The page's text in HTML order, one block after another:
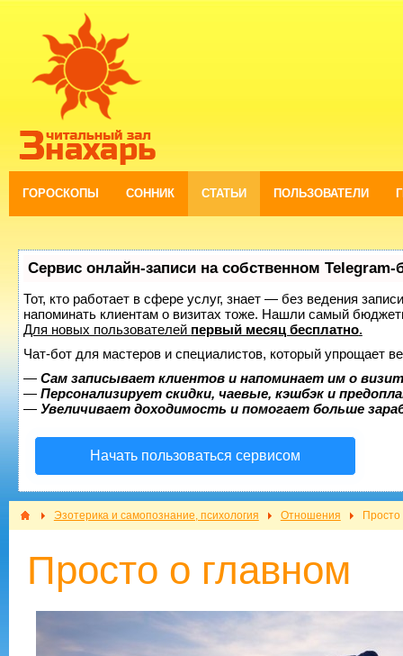
ГОРОСКОПЫ СОННИК СТАТЬИ ПОЛЬЗОВАТЕЛИ
Сервис онлайн-записи на собственном Telegram-
Тот, кто работает в сфере услуг, знает — без ведения
напоминать клиентам о визитах тоже. Нашли самый
Для новых пользователей первый месяц бесплатно.
Чат-бот для мастеров и специалистов, который упрощает
— Сам записывает клиентов и напоминает им о
— Персонализирует скидки, чаевые, кэшбэк и
— Увеличивает доходимость и помогает больше
Начать пользоваться сервисом
Эзотерика и самопознание, психология Отношения Просто
Просто о главном